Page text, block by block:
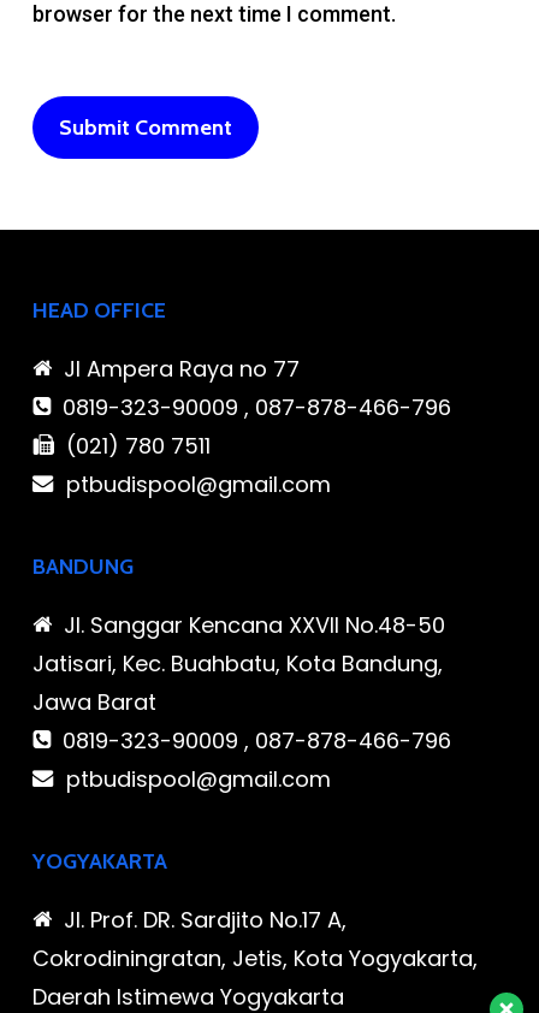
browser for the next time I comment.
HEAD OFFICE
Jl Ampera Raya no 77
0819-323-90009 , 087-878-466-796
(021) 780 7511
ptbudispool@gmail.com
BANDUNG
Jl. Sanggar Kencana XXVII No.48-50
Jatisari, Kec. Buahbatu, Kota Bandung,
Jawa Barat
0819-323-90009 , 087-878-466-796
ptbudispool@gmail.com
YOGYAKARTA
Jl. Prof. DR. Sardjito No.17 A,
Cokrodiningratan, Jetis, Kota Yogyakarta,
Daerah Istimewa Yogyakarta